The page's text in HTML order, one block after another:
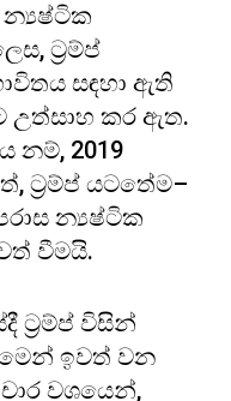
ට්‍රම්ප්
සඳහා ඇති
උත්සාහ කර ඇත.
නම්, 2019
ට්‍රම්ප් යටතේම–
න්‍යෂ්ටික
වීමයි.
ට්‍රම්ප් විසින්
ඉවත් වන
වශයෙන්,